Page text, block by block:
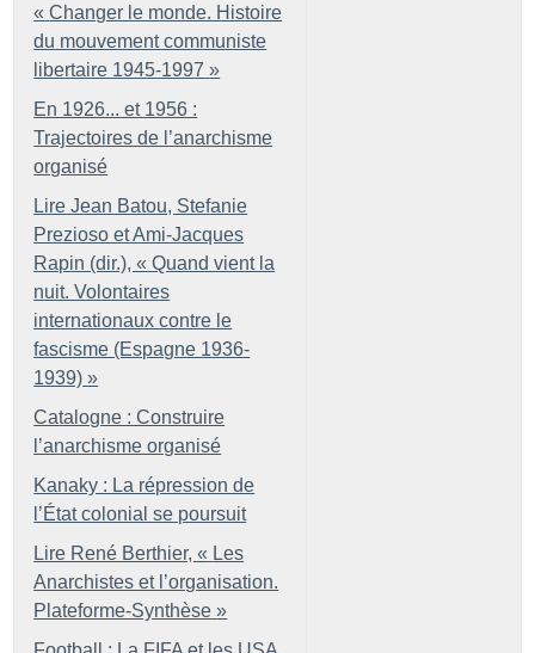
« Changer le monde. Histoire
du mouvement communiste
libertaire 1945-1997 »
En 1926... et 1956 :
Trajectoires de l’anarchisme
organisé
Lire Jean Batou, Stefanie
Prezioso et Ami-Jacques
Rapin (dir.), « Quand vient la
nuit. Volontaires
internationaux contre le
fascisme (Espagne 1936-
1939) »
Catalogne : Construire
l’anarchisme organisé
Kanaky : La répression de
l’État colonial se poursuit
Lire René Berthier, « Les
Anarchistes et l’organisation.
Plateforme-Synthèse »